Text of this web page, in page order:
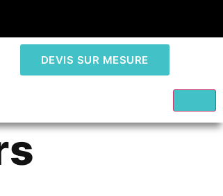
DEVIS SUR MESURE